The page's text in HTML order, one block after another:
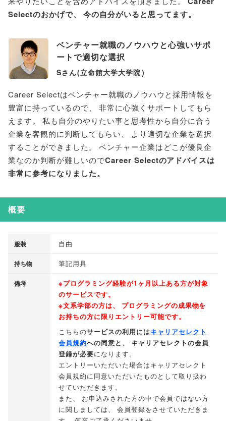
Selectのおかげで、 今の自分がいると思ってます。
ベンチャー就職のノウハウと心強いサポ
ートで適切な選択
Sさん(立命館大学大学院)
Career Selectはベンチャー就職のノウハウと採用情報を
豊富に持っているので、
非常に心強くサポートしてもら
えます。
私も自分のやりたい事と思考性から自分に合う
企業を客観的に判断してもらい、
より適切な企業を選択
することができました。
ベンチャー企業はどこが優良企
業なのか判断が難しいのでCareer Selectのアドバイスは
非常に参考になりました。
概要
服装 自由
持ち物 筆記用具
備考
※プログラミング経験が1ヶ月以上ある方が対象
のサービスです。
※文系学部の方は、
プログラミングの成果物を
お持ちの方に限りエントリー可能です。
こちらのサービスの利用にはキャリアセレクト
会員規約への同意と 、
キャリアセレクトの会員
登録が必要になります。
エントリーいただいた場合はキャリアセレクト
会員規約に同意いただいたものとして取り扱わ
せていただきます。
また、
お申込みされた方の中で会員ではない方
に関しましては、
会員登録をさせていただきま